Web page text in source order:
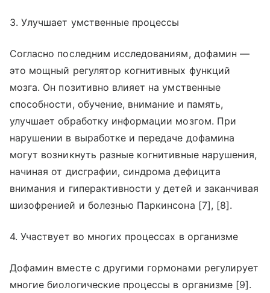
3. Улучшает умственные процессы
Согласно последним исследованиям, дофамин —
это мощный регулятор когнитивных функций
мозга. Он позитивно влияет на умственные
способности, обучение, внимание и память,
улучшает обработку информации мозгом. При
нарушении в выработке и передаче дофамина
могут возникнуть разные когнитивные нарушения,
начиная от дисграфии, синдрома дефицита
внимания и гиперактивности у детей и заканчивая
шизофренией и болезнью Паркинсона [7], [8].
4. Участвует во многих процессах в организме
Дофамин вместе с другими гормонами регулирует
многие биологические процессы в организме [9].